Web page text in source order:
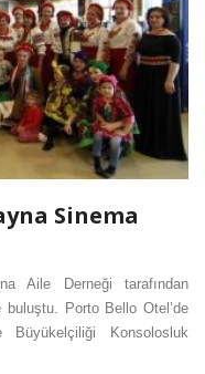
Sinema
Aile Derneği tarafından
buluştu. Porto Bello Otel’de
Büyükelçiliği Konsolosluk